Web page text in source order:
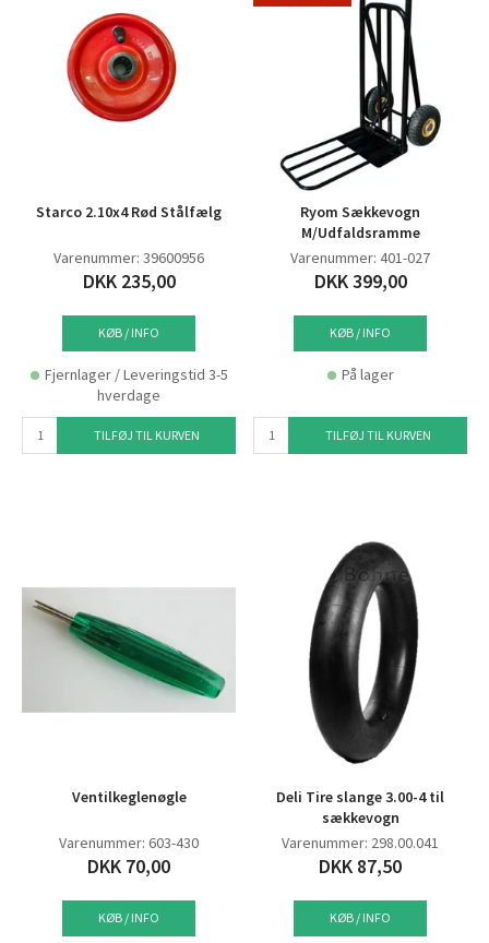
Starco 2.10x4 Rød Stålfælg
Varenummer: 39600956
DKK 235,00
KØB / INFO
Fjernlager / Leveringstid 3-5
hverdage
TILFØJ TIL KURVEN
Ryom Sækkevogn
M/Udfaldsramme
Varenummer: 401-027
DKK 399,00
KØB / INFO
På lager
TILFØJ TIL KURVEN
Ventilkeglenøgle
Varenummer: 603-430
DKK 70,00
KØB / INFO
Deli Tire slange 3.00-4 til
sækkevogn
Varenummer: 298.00.041
DKK 87,50
KØB / INFO